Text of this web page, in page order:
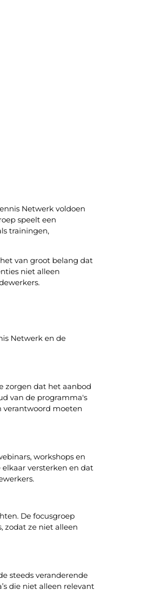
Netwerk voldoen
speelt een
trainingen,
van groot belang dat
niet alleen
Netwerk en de
zorgen dat het aanbod
van de programma's
verantwoord moeten
workshops en
versterken en dat
De focusgroep
zodat ze niet alleen
steeds veranderende
die niet alleen relevant